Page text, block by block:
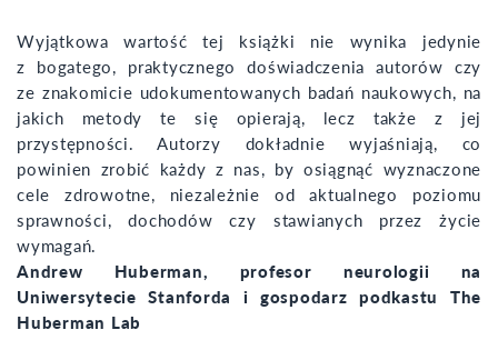
Wyjątkowa wartość tej książki nie wynika jedynie
z bogatego, praktycznego doświadczenia autorów czy
ze znakomicie udokumentowanych badań naukowych, na
jakich metody te się opierają, lecz także z jej
przystępności. Autorzy dokładnie wyjaśniają, co
powinien zrobić każdy z nas, by osiągnąć wyznaczone
cele zdrowotne, niezależnie od aktualnego poziomu
sprawności, dochodów czy stawianych przez życie
wymagań.
Andrew Huberman, profesor neurologii na
Uniwersytecie Stanforda i gospodarz podkastu The
Huberman Lab